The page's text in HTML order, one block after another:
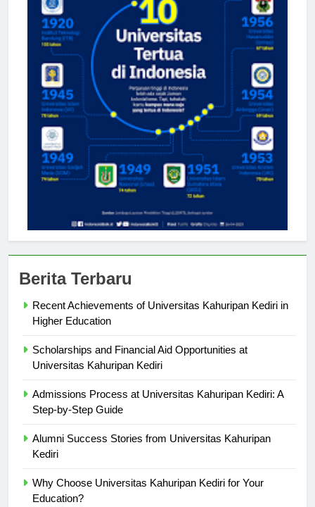
Berita Terbaru
Recent Achievements of Universitas Kahuripan Kediri in
Higher Education
Scholarships and Financial Aid Opportunities at
Universitas Kahuripan Kediri
Admissions Process at Universitas Kahuripan Kediri: A
Step-by-Step Guide
Alumni Success Stories from Universitas Kahuripan
Kediri
Why Choose Universitas Kahuripan Kediri for Your
Education?